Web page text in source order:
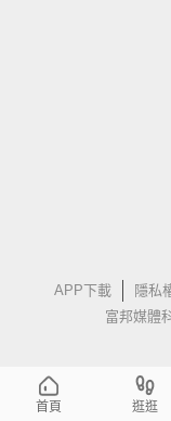
APP下載 隱私
富邦媒體
首頁 逛逛